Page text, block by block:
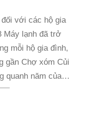
đối với các hộ gia
Máy lạnh đã trở
mỗi hộ gia đình,
gần Chợ xóm Củi
quanh năm của…